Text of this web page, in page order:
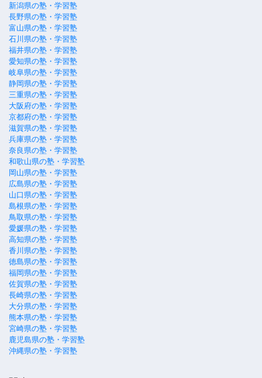
新潟県の塾・学習塾
長野県の塾・学習塾
富山県の塾・学習塾
石川県の塾・学習塾
福井県の塾・学習塾
愛知県の塾・学習塾
岐阜県の塾・学習塾
静岡県の塾・学習塾
三重県の塾・学習塾
大阪府の塾・学習塾
京都府の塾・学習塾
滋賀県の塾・学習塾
兵庫県の塾・学習塾
奈良県の塾・学習塾
和歌山県の塾・学習塾
岡山県の塾・学習塾
広島県の塾・学習塾
山口県の塾・学習塾
島根県の塾・学習塾
鳥取県の塾・学習塾
愛媛県の塾・学習塾
高知県の塾・学習塾
香川県の塾・学習塾
徳島県の塾・学習塾
福岡県の塾・学習塾
佐賀県の塾・学習塾
長崎県の塾・学習塾
大分県の塾・学習塾
熊本県の塾・学習塾
宮崎県の塾・学習塾
鹿児島県の塾・学習塾
沖縄県の塾・学習塾